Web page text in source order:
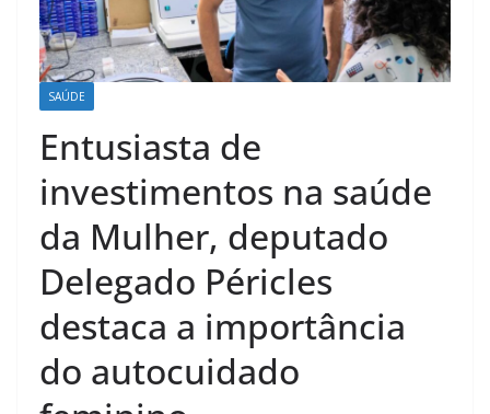
SAÚDE
Entusiasta de
investimentos na saúde
da Mulher, deputado
Delegado Péricles
destaca a importância
do autocuidado